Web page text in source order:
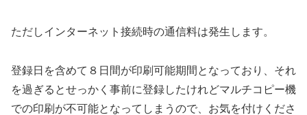
ただしインターネット接続時の通信料は発生します。
登録日を含めて８日間が印刷可能期間となっており、それ
を過ぎるとせっかく事前に登録したけれどマルチコピー機
での印刷が不可能となってしまうので、お気を付けくださ